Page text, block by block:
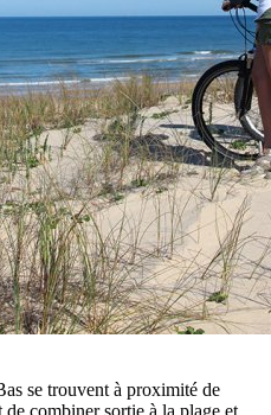
se trouvent à proximité de
combiner sortie à la plage et